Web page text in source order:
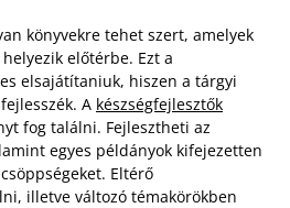
könyvekre tehet szert, amelyek
előtérbe. Ezt a
elsajátítaniuk, hiszen a tárgyi
A készségfejlesztők
fog találni. Fejlesztheti az
egyes példányok kifejezetten
Eltérő
illetve változó témakörökben